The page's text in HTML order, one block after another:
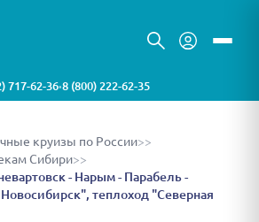
717-62-36•8 (800) 222-62-35
круизы по России>>
Сибири>>
- Нарым - Парабель -
теплоход "Северная